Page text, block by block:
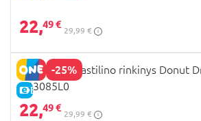
22,49 €
29,99 €
-25%
E-KAINA
PLAY DOH plastilino rinkinys Donut
G23085L0
22,49 €
29,99 €